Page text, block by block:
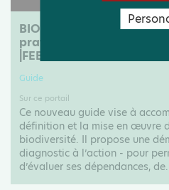
BIODIVERSITÉ ET
pratique pour les PME et
|FEBEA
Guide
Sur ce portail
Ce nouveau guide vise à
définition et la mise en œuvre
biodiversité. Il propose une
diagnostic à l’action - pour
d’évaluer ses dépendances,